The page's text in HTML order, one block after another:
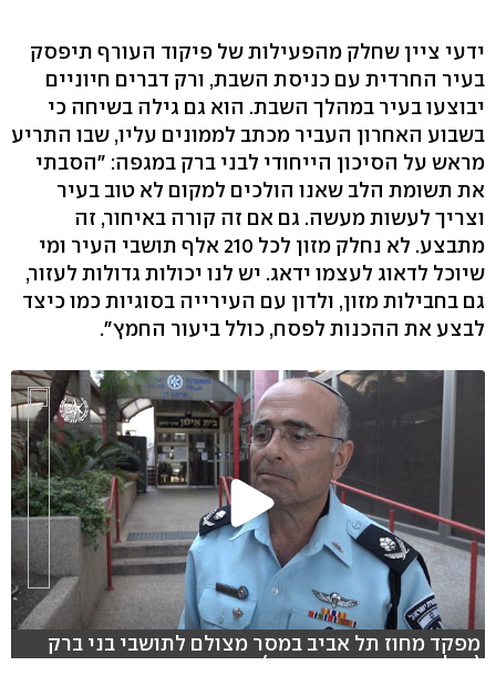
ידעי ציין שחלק מהפעילות של פיקוד העורף תיפסק
בעיר החרדית עם כניסת השבת, ורק דברים חיוניים
יבוצעו בעיר במהלך השבת. הוא גם גילה בשיחה כי
בשבוע האחרון העביר מכתב לממונים עליו, שבו התריע
מראש על הסיכון הייחודי לבני ברק במגפה: "הסבתי
את תשומת הלב שאנו הולכים למקום לא טוב בעיר
וצריך לעשות מעשה. גם אם זה קורה באיחור, זה
מתבצע. לא נחלק מזון לכל 210 אלף תושבי העיר ומי
שיוכל לדאוג לעצמו ידאג. יש לנו יכולות גדולות לעזור,
גם בחבילות מזון, ולדון עם העירייה בסוגיות כמו כיצד
לבצע את ההכנות לפסח, כולל ביעור החמץ".
מפקד מחוז תל אביב במסר מצולם לתושבי בני ברק
(צילום: דוברות המשטרה)